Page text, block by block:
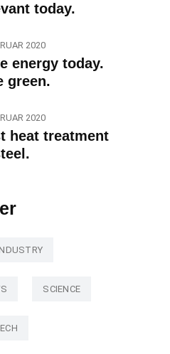
today.
2020
energy today.
green.
2020
heat treatment
SCIENCE